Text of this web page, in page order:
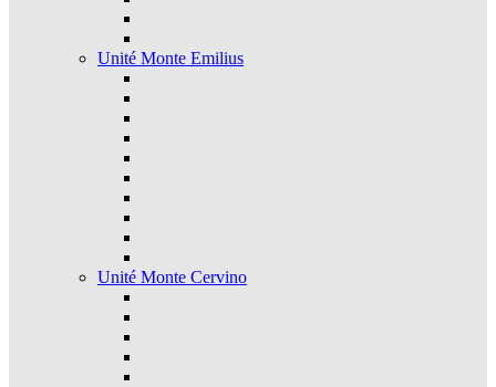
Unité Monte Emilius
Unité Monte Cervino